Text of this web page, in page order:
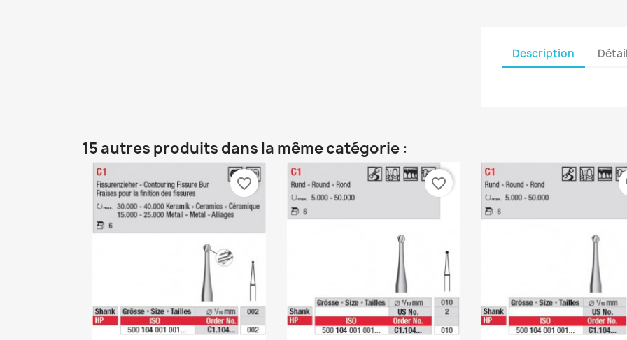
Description
15 autres produits dans la même catégorie :
favorite_border favorite_border